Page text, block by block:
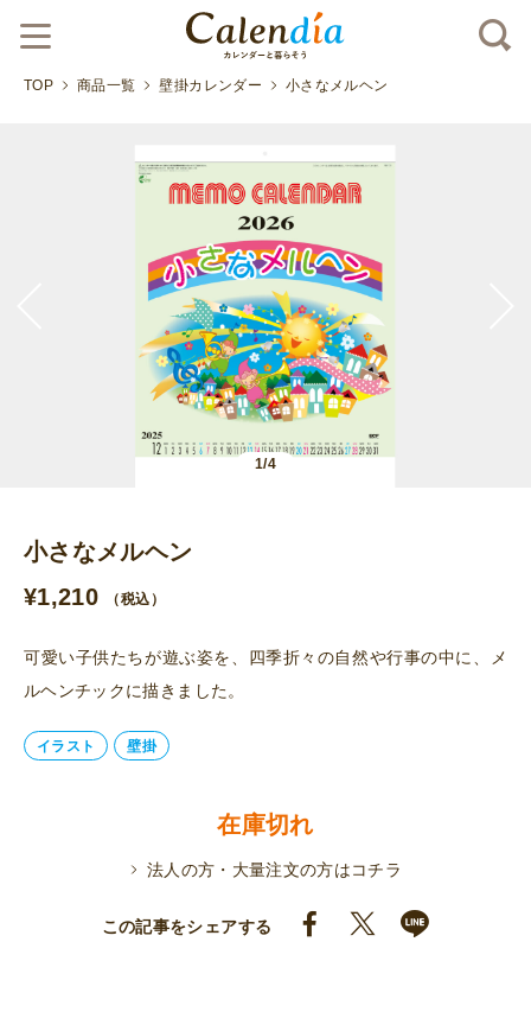
TOP 商品一覧 壁掛カレンダー 小さなメルヘン
1/4
小さなメルヘン
¥1,210 （税込）
可愛い子供たちが遊ぶ姿を、四季折々の自然や行事の中に、メ
ルヘンチックに描きました。
イラスト 壁掛
在庫切れ
法人の方・大量注文の方はコチラ
この記事をシェアする